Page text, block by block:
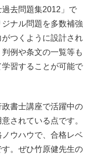
去問題集2012」で
ナル問題を多数補強
つくように設計され
例や条文の一覧等も
習することが可能で
書士講座で活躍中の
されている点です。
ウハウで、合格レベ
。ぜひ竹原健先生の